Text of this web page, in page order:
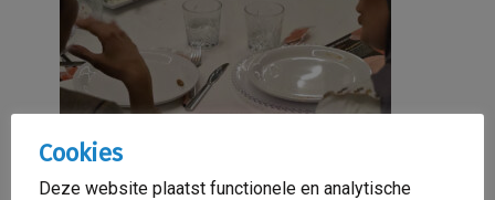
Cookies
Deze website plaatst functionele en analytische